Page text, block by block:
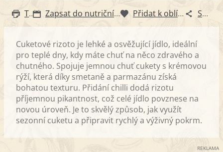
Tisk Zapsat do nutričního diáře Přidat k oblíbeným Sdílet
Cuketové rizoto je lehké a osvěžující jídlo, ideální
pro teplé dny, kdy máte chuť na něco zdravého a
chutného. Spojuje jemnou chuť cukety s krémovou
rýží, která díky smetaně a parmazánu získá
bohatou texturu. Přidání chilli dodá rizotu
příjemnou pikantnost, což celé jídlo povznese na
novou úroveň. Je to skvělý způsob, jak využít
sezonní cuketu a připravit rychlý a výživný pokrm.
REKLAMA